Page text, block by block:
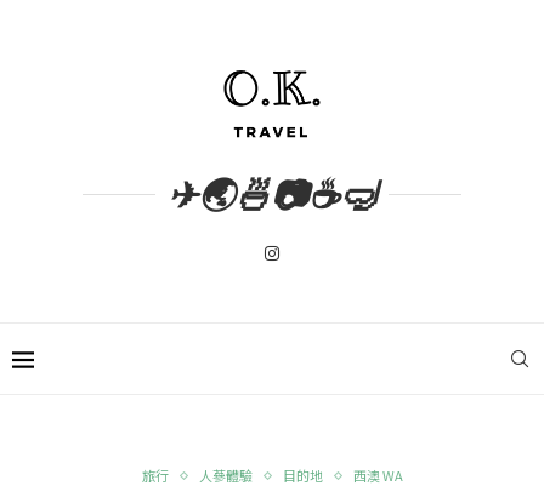
✈🌏🍜📷☕🤿
旅行 人蔘體驗 目的地 西澳 WA